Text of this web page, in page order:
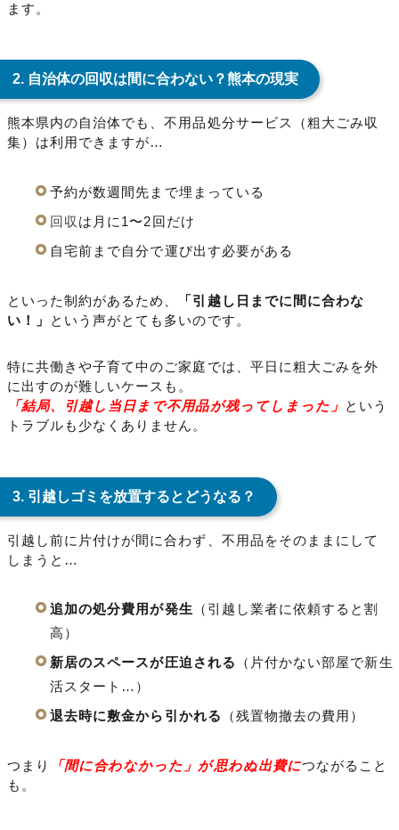
ます。
2. 自治体の回収は間に合わない？熊本の現実
熊本県内の自治体でも、不用品処分サービス（粗大ごみ収
集）は利用できますが…
予約が数週間先まで埋まっている
回収 は月に1〜2回だけ
自宅前まで自分で運び出す必要がある
といった制約があるため、
「引越し日までに間に合わな
い！」
という声がとても多いのです。
特に共働きや子育て中のご家庭では、平日に粗大ごみを外
に出すのが難しいケースも。
「結局、引越し当日まで不用品が残ってしまった」 という
トラブルも少なくありません。
3. 引越しゴミを放置するとどうなる？
引越し前に片付けが間に合わず、不用品をそのままにして
しまうと…
追加の処分費用が発生 （引越し業者に依頼すると割
高）
新居のスペースが圧迫される
（片付かない部屋で新生
活スタート…）
退去時に敷金から引かれる
（残置物撤去の費用）
つまり 「間に合わなかった」が思わぬ出費につながること
も。